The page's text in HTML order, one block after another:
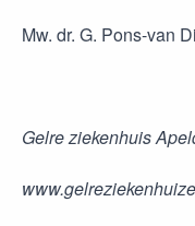
Mw. dr. G. Pons-van
Gelre ziekenhuis